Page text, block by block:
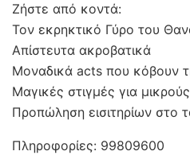
Ζήστε από κοντά:
Τον εκρηκτικό Γύρο του
Απίστευτα ακροβατικά
Μοναδικά acts που κόβουν
Μαγικές στιγμές για
Προπώληση εισιτηρίων στο
Πληροφορίες: 99809600